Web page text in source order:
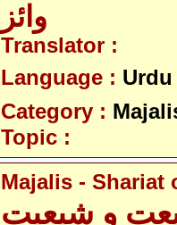
وائز
Translator :
Language : Urdu
Category :
Topic :
Majalis - Shariat